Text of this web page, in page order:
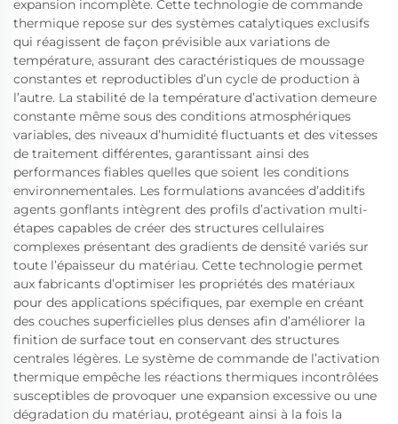
expansion incomplète. Cette technologie de commande
thermique repose sur des systèmes catalytiques exclusifs
qui réagissent de façon prévisible aux variations de
température, assurant des caractéristiques de moussage
constantes et reproductibles d’un cycle de production à
l’autre. La stabilité de la température d’activation demeure
constante même sous des conditions atmosphériques
variables, des niveaux d’humidité fluctuants et des vitesses
de traitement différentes, garantissant ainsi des
performances fiables quelles que soient les conditions
environnementales. Les formulations avancées d’additifs
agents gonflants intègrent des profils d’activation multi-
étapes capables de créer des structures cellulaires
complexes présentant des gradients de densité variés sur
toute l’épaisseur du matériau. Cette technologie permet
aux fabricants d’optimiser les propriétés des matériaux
pour des applications spécifiques, par exemple en créant
des couches superficielles plus denses afin d’améliorer la
finition de surface tout en conservant des structures
centrales légères. Le système de commande de l’activation
thermique empêche les réactions thermiques incontrôlées
susceptibles de provoquer une expansion excessive ou une
dégradation du matériau, protégeant ainsi à la fois la